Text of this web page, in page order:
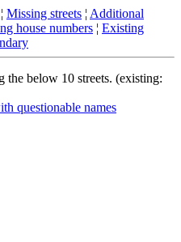
¦ Missing streets ¦ Additional
house numbers ¦ Existing
the below 10 streets. (existing:
questionable names